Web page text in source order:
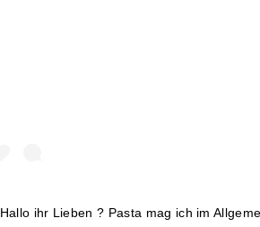
Hallo ihr Lieben ? Pasta mag ich im